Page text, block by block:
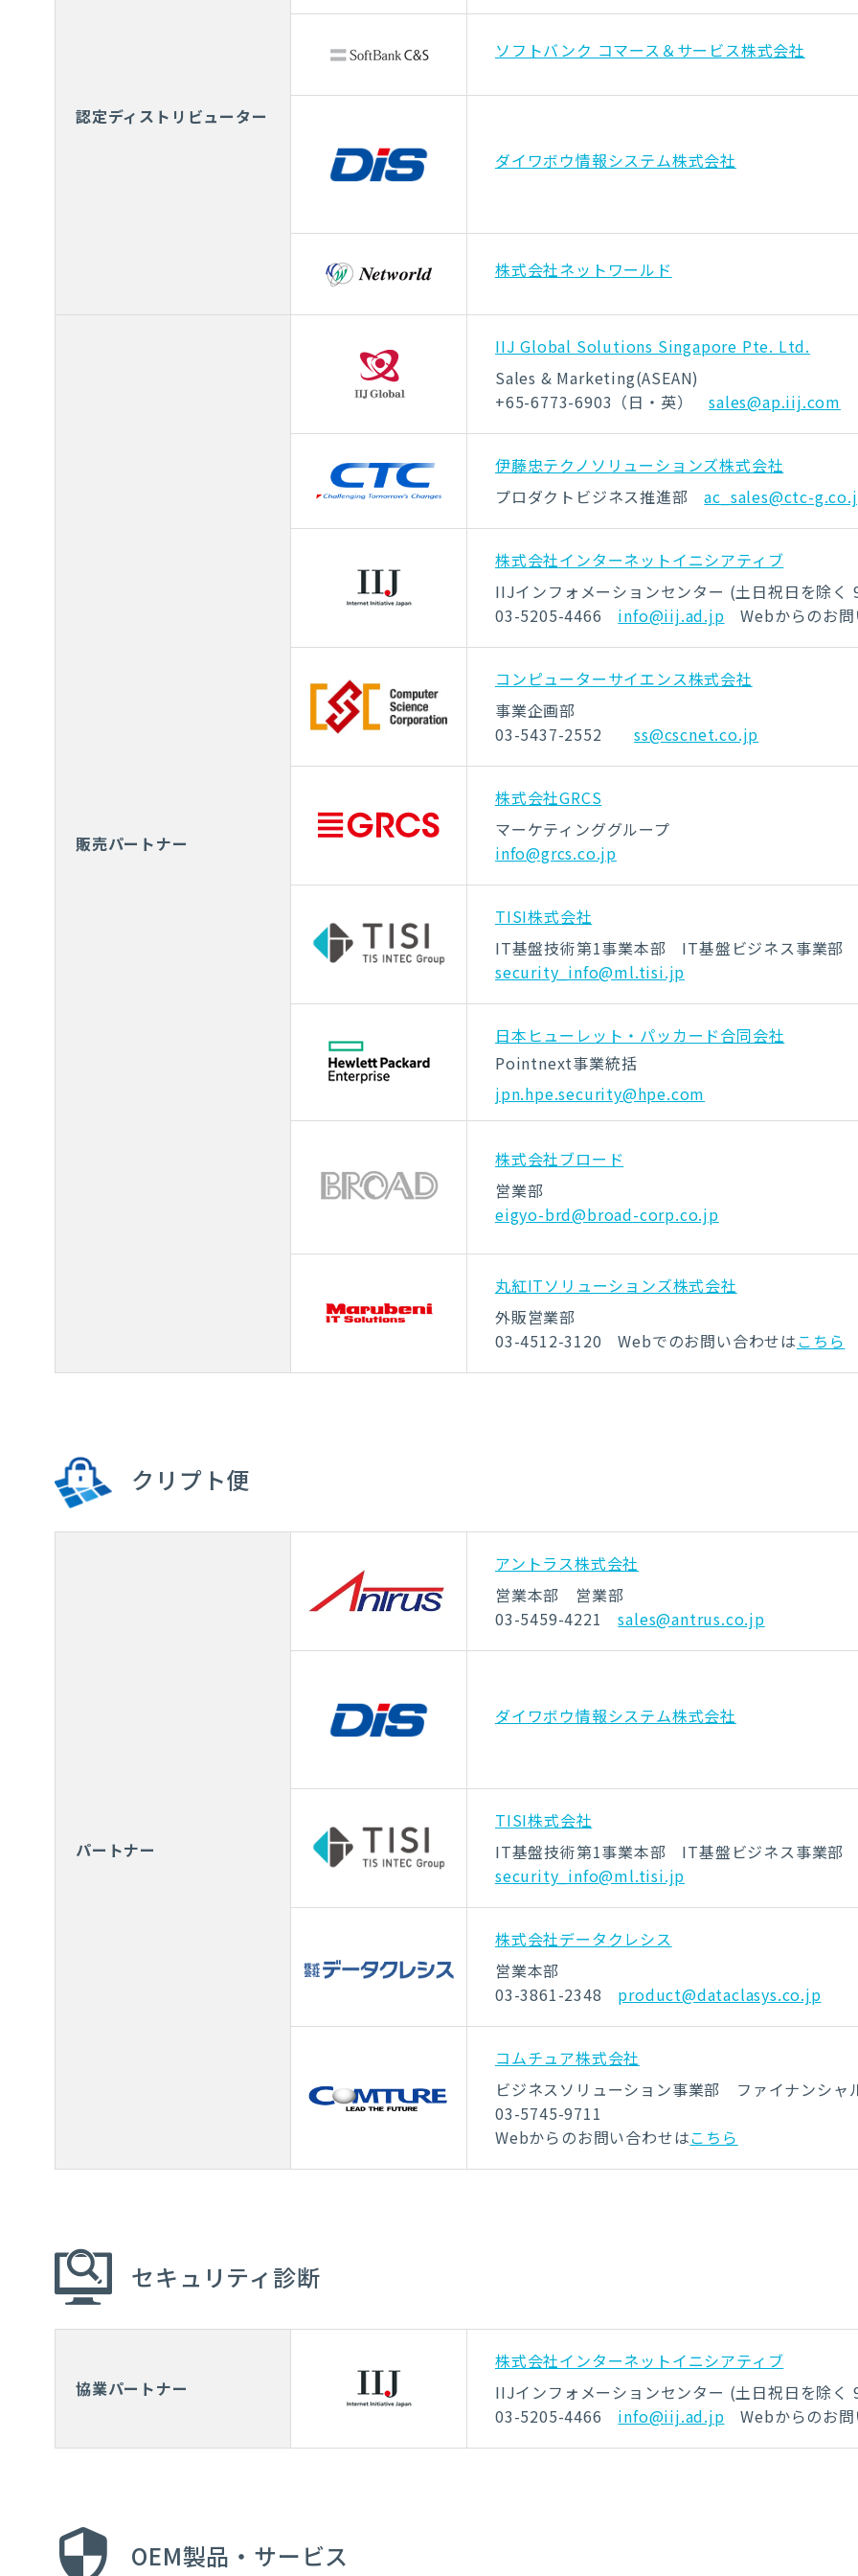
認定ディストリビューター
ソフトバンク コマース＆サービス株式会社
ダイワボウ情報システム株式会社
株式会社ネットワールド
販売パートナー
IIJ Global Solutions Singapore Pte. Ltd.
Sales & Marketing(ASEAN)
+65-6773-6903（日・英）sales@ap.iij.com
伊藤忠テクノソリューションズ株式会社
プロダクトビジネス推進部ac_sales@ctc-
株式会社インターネットイニシアティブ
IIJインフォメーションセンター (土日祝日を除く
03-5205-4466 info@iij.ad.jp Webからのお
コンピューターサイエンス株式会社
事業企画部
03-5437-2552ss@cscnet.co.jp
株式会社GRCS
マーケティンググループ
info@grcs.co.jp
TISI株式会社
IT基盤技術第1事業本部 IT基盤ビジネス事業部
security_info@ml.tisi.jp
日本ヒューレット・パッカード合同会社
Pointnext事業統括
jpn.hpe.security@hpe.com
株式会社ブロード
営業部
eigyo-brd@broad-corp.co.jp
丸紅ITソリューションズ株式会社
外販営業部
03-4512-3120
Webでのお問い合わせはこちら
クリプト便
パートナー
アントラス株式会社
営業本部 営業部
03-5459-4221sales@antrus.co.jp
ダイワボウ情報システム株式会社
TISI株式会社
IT基盤技術第1事業本部 IT基盤ビジネス事業部
security_info@ml.tisi.jp
株式会社データクレシス
営業本部
03-3861-2348 product@dataclasys.co.jp
コムチュア株式会社
ビジネスソリューション事業部 ファイナンシャ
03-5745-9711
Webからのお問い合わせはこちら
セキュリティ診断
協業パートナー
株式会社インターネットイニシアティブ
IIJインフォメーションセンター (土日祝日を除く
03-5205-4466
info@iij.ad.jp Webからのお
OEM製品・サービス